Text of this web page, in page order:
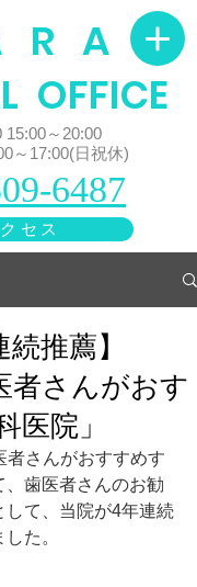
R A
OFFICE
15:00～20:00
～17:00(日祝休)
6487
セス
続推薦】
者さんがおす
医院」
者さんがおすすめす
歯医者さんのお勧
て、 当院が4年連続
た。